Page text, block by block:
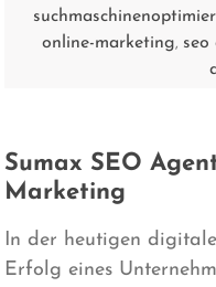
online-marketing, seo
Sumax SEO
Marketing
In der heutigen
Erfolg eines